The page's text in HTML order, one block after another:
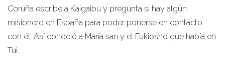
Coruña escribe a Kaigaibu y pregunta si hay algún
misionero en España para poder ponerse en contacto
con él. Así conoció a María san y el Fukiosho que había en
Tui.